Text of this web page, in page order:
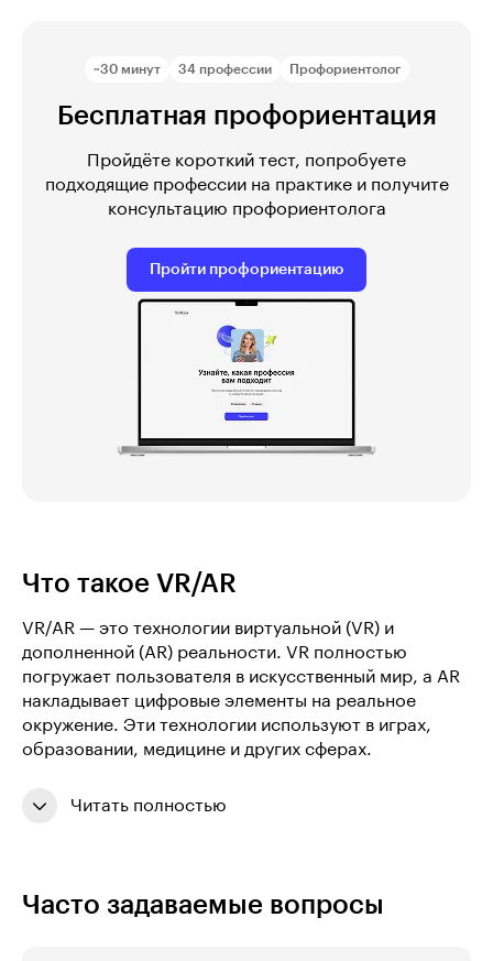
~30 минут 34 профессии Профориентолог
Бесплатная профориентация
Пройдёте короткий тест, попробуете
подходящие профессии на практике и получите
консультацию профориентолога
Пройти профориентацию
Что такое VR/AR
VR/AR — это технологии виртуальной (VR) и
дополненной (AR) реальности. VR полностью
погружает пользователя в искусственный мир, а AR
накладывает цифровые элементы на реальное
окружение. Эти технологии используют в играх,
образовании, медицине и других сферах.
Читать полностью
Часто задаваемые вопросы